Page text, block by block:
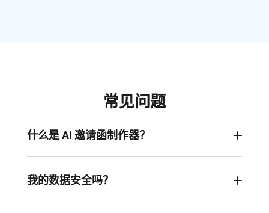
常见问题
什么是 AI 邀请函制作器？
视觉效果出众的邀请卡或邀请视频的工具。你只需
我的数据安全吗？